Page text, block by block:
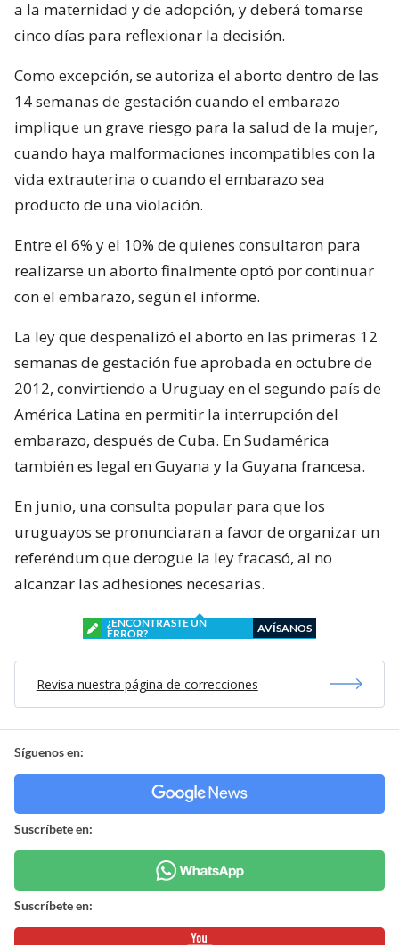
a la maternidad y de adopción, y deberá tomarse
cinco días para reflexionar la decisión.
Como excepción, se autoriza el aborto dentro de las
14 semanas de gestación cuando el embarazo
implique un grave riesgo para la salud de la mujer,
cuando haya malformaciones incompatibles con la
vida extrauterina o cuando el embarazo sea
producto de una violación.
Entre el 6% y el 10% de quienes consultaron para
realizarse un aborto finalmente optó por continuar
con el embarazo, según el informe.
La ley que despenalizó el aborto en las primeras 12
semanas de gestación fue aprobada en octubre de
2012, convirtiendo a Uruguay en el segundo país de
América Latina en permitir la interrupción del
embarazo, después de Cuba. En Sudamérica
también es legal en Guyana y la Guyana francesa.
En junio, una consulta popular para que los
uruguayos se pronunciaran a favor de organizar un
referéndum que derogue la ley fracasó, al no
alcanzar las adhesiones necesarias.
¿ENCONTRASTE UN
ERROR?
AVÍSANOS
Revisa nuestra página de correcciones
Síguenos en:
Suscríbete en:
Suscríbete en: